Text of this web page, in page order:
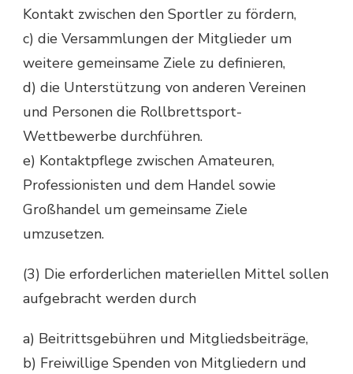
Kontakt zwischen den Sportler zu fördern,
c) die Versammlungen der Mitglieder um
weitere gemeinsame Ziele zu definieren,
d) die Unterstützung von anderen Vereinen
und Personen die Rollbrettsport-
Wettbewerbe durchführen.
e) Kontaktpflege zwischen Amateuren,
Professionisten und dem Handel sowie
Großhandel um gemeinsame Ziele
umzusetzen.
(3) Die erforderlichen materiellen Mittel sollen
aufgebracht werden durch
a) Beitrittsgebühren und Mitgliedsbeiträge,
b) Freiwillige Spenden von Mitgliedern und